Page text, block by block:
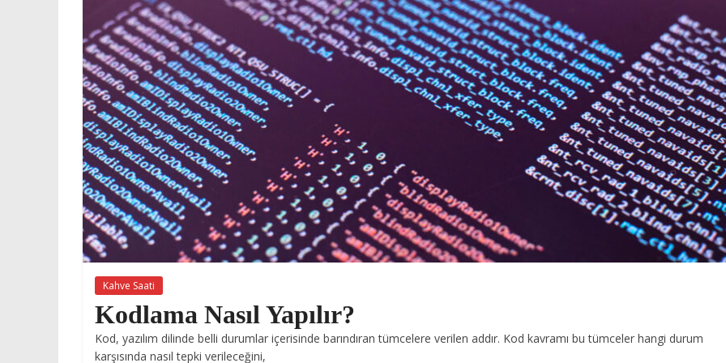
Kahve Saati
Kodlama Nasıl Yapılır?
Kod, yazılım dilinde belli durumlar içerisinde barındıran tümcelere verilen addır. Kod kavramı bu tümceler hangi durum
karşısında nasıl tepki verileceğini,